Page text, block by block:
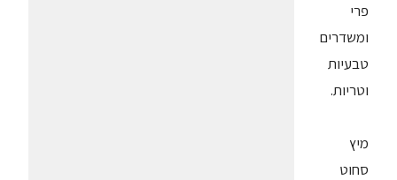
פרי
ומשדרים
טבעיות
וטריות.
מיץ
סחוט